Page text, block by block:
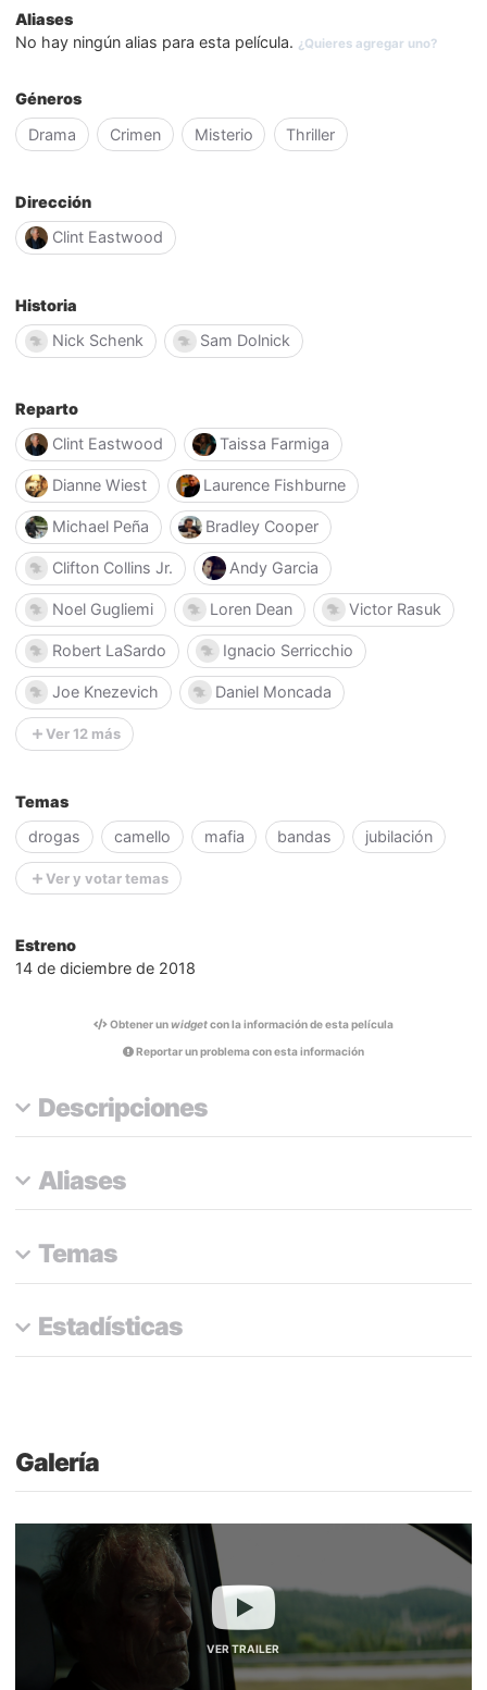
Aliases
No hay ningún alias para esta película. ¿Quieres agregar uno?
Géneros
Drama
Crimen Misterio Thriller
Dirección
Clint Eastwood
Historia
Nick Schenk
Sam Dolnick
Reparto
Clint Eastwood
Taissa Farmiga
Dianne Wiest Laurence Fishburne
Michael Peña Bradley Cooper
Clifton Collins Jr. Andy Garcia
Noel Gugliemi Loren Dean Victor Rasuk
Robert LaSardo Ignacio Serricchio
Joe Knezevich Daniel Moncada
Ver 12 más
Temas
drogas
camello mafia bandas jubilación
Ver y votar temas
Estreno
14 de diciembre de 2018
Obtener unwidgetcon la información de esta película
Reportar un problema con esta información
Descripciones
Aliases
Temas
Estadísticas
Galería
VER TRAILER